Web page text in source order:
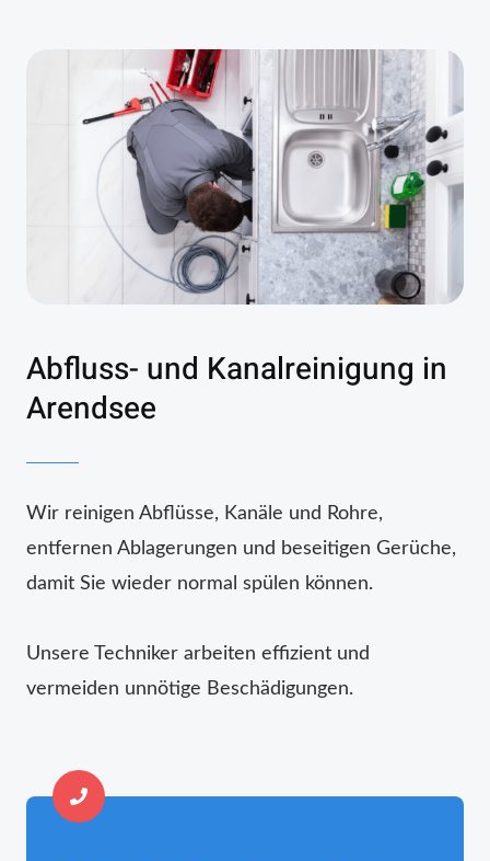
Abfluss- und Kanalreinigung in
Arendsee
Wir reinigen Abflüsse, Kanäle und Rohre,
entfernen Ablagerungen und beseitigen Gerüche,
damit Sie wieder normal spülen können.
Unsere Techniker arbeiten effizient und
vermeiden unnötige Beschädigungen.